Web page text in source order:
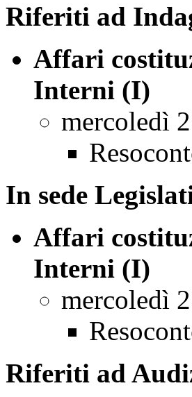
Riferiti ad
Affari
Interni (I)
mercoledì
In sede
Affari
Interni (I)
mercoledì
Riferiti ad